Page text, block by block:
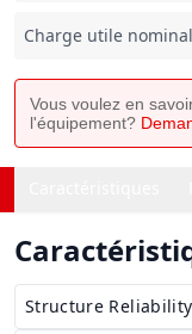
Charge utile
Vous voulez en
l'équipement?
Structure Reliability